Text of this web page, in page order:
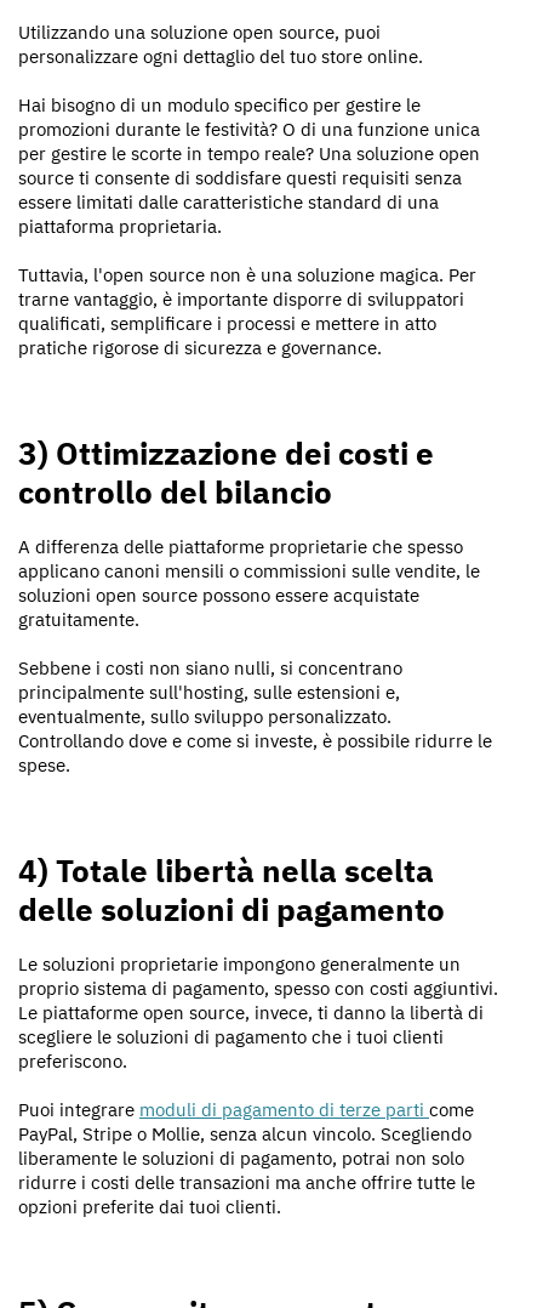
Utilizzando una soluzione open source, puoi
personalizzare ogni dettaglio del tuo store online.
Hai bisogno di un modulo specifico per gestire le
promozioni durante le festività? O di una funzione unica
per gestire le scorte in tempo reale? Una soluzione open
source ti consente di soddisfare questi requisiti senza
essere limitati dalle caratteristiche standard di una
piattaforma proprietaria.
Tuttavia, l'open source non è una soluzione magica. Per
trarne vantaggio, è importante disporre di sviluppatori
qualificati, semplificare i processi e mettere in atto
pratiche rigorose di sicurezza e governance.
3) Ottimizzazione dei costi e
controllo del bilancio
A differenza delle piattaforme proprietarie che spesso
applicano canoni mensili o commissioni sulle vendite, le
soluzioni open source possono essere acquistate
gratuitamente.
Sebbene i costi non siano nulli, si concentrano
principalmente sull'hosting, sulle estensioni e,
eventualmente, sullo sviluppo personalizzato.
Controllando dove e come si investe, è possibile ridurre le
spese.
4) Totale libertà nella scelta
delle soluzioni di pagamento
Le soluzioni proprietarie impongono generalmente un
proprio sistema di pagamento, spesso con costi aggiuntivi.
Le piattaforme open source, invece, ti danno la libertà di
scegliere le soluzioni di pagamento che i tuoi clienti
preferiscono.
Puoi integrare moduli di pagamento di terze parti come
PayPal, Stripe o Mollie, senza alcun vincolo. Scegliendo
liberamente le soluzioni di pagamento, potrai non solo
ridurre i costi delle transazioni ma anche offrire tutte le
opzioni preferite dai tuoi clienti.